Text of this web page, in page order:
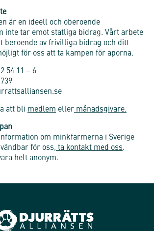
är en ideell och oberoende
inte tar emot statliga bidrag. Vårt arbete
beroende av frivilliga bidrag och ditt
för oss att ta kampen för aporna.
54 11 – 6
att bli medlem eller månadsgivare.
om minkfarmerna i Sverige
för oss, ta kontakt med oss.
helt anonym.